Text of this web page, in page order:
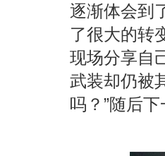
逐渐体会到
了很大的转
现场分享自
武装却仍被
吗？”随后